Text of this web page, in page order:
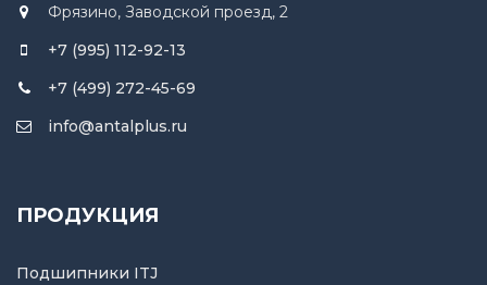
Фрязино, Заводской проезд, 2
+7 (995) 112-92-13
+7 (499) 272-45-69
info@antalplus.ru
ПРОДУКЦИЯ
Подшипники ITJ